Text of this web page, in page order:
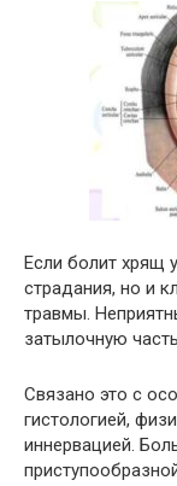
Если болит хрящ
страдания, но и
травмы.
затылочную
Связано это с
гистологией,
иннервацией.